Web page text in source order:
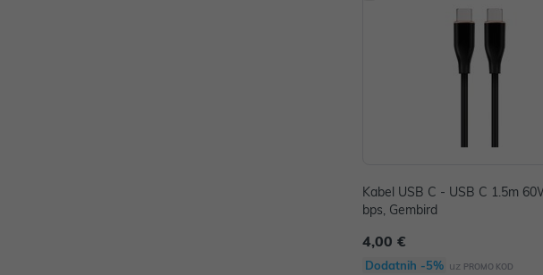
Kabel USB C - USB C 1.5m
bps, Gembird
4,00 €
Dodatnih -5% uz PROMO KOD